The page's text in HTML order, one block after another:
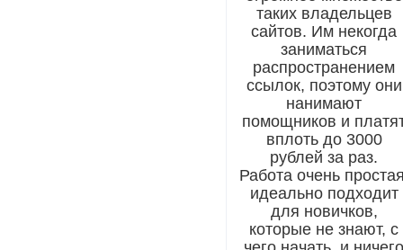
таких владельцев
сайтов. Им некогда
заниматься
распространением
ссылок, поэтому они
нанимают
помощников и
вплоть до 3000
рублей за раз.
Работа очень
идеально подходит
для новичков,
которые не знают, с